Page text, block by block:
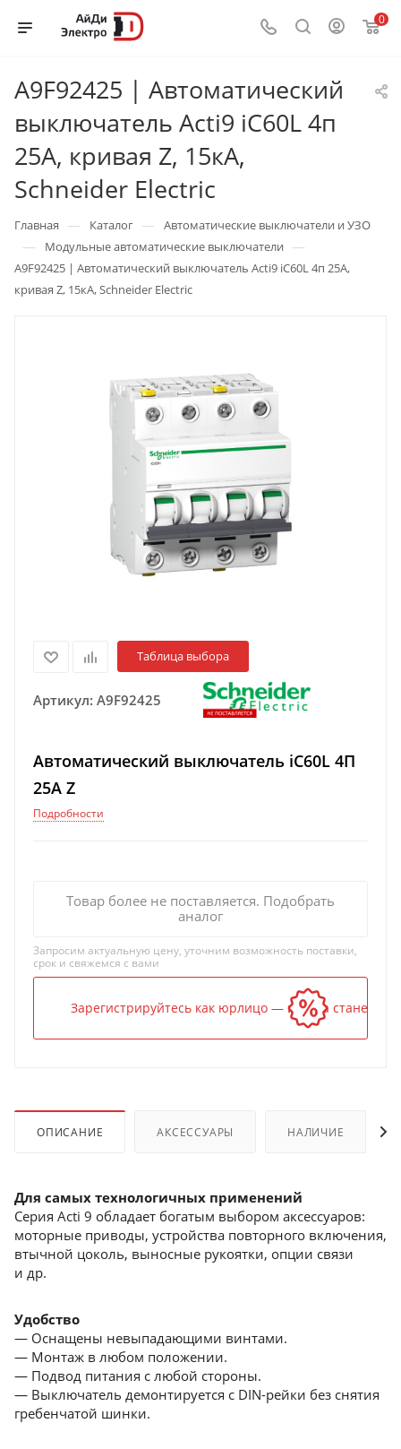
0
A9F92425 | Автоматический
выключатель Acti9 iC60L 4п
25А, кривая Z, 15кА,
Schneider Electric
Главная — Каталог — Автоматические выключатели и УЗО
— Модульные автоматические выключатели —
A9F92425 | Автоматический выключатель Acti9 iC60L 4п 25А,
кривая Z, 15кА, Schneider Electric
Таблица выбора
Артикул: A9F92425
Автоматический выключатель iC60L 4П
25A Z
Подробности
Товар более не поставляется. Подобрать
аналог
Запросим актуальную цену, уточним возможность поставки,
срок и свяжемся с вами
Зарегистрируйтесь как юрлицо — и цена станет
ОПИСАНИЕ АКСЕССУАРЫ НАЛИЧИЕ
Для самых технологичных применений
Серия Acti 9 обладает богатым выбором аксессуаров:
моторные приводы, устройства повторного включения,
втычной цоколь, выносные рукоятки, опции связи
и др.
Удобство
— Оснащены невыпадающими винтами.
— Монтаж в любом положении.
— Подвод питания с любой стороны.
— Выключатель демонтируется с DIN-рейки без снятия
гребенчатой шинки.